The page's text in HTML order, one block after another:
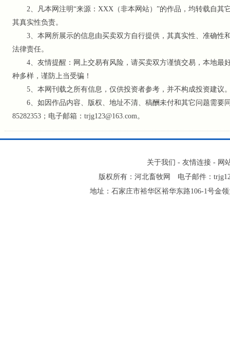
2、凡本网注明“来源：XXX（非本网站）”的作品，均转载自其
其真实性负责。
3、本网所展示的信息由买卖双方自行提供，其真实性、准确性
法律责任。
4、友情提醒：网上交易有风险，请买卖双方谨慎交易，本地最
种多样，谨防上当受骗！
5、本网刊载之所有信息，仅供投资者参考 ，并不构成投资建议
6、如因作品内容、版权、地址不清、稿酬未付和其它问题需要
85282353；电子邮箱：trjg123@163.com。
关于我们 - 友情连接 - 网
版权所有：河北畜牧网 电子邮件：
地址：石家庄市裕华区裕华东路106-1号金领